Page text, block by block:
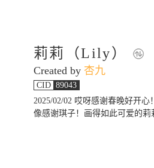
莉莉（Lily）
Created by 杏九
CID 89043
2025/02/02 哎呀感谢春晚好开心
像感谢琪子！画得如此可爱的莉